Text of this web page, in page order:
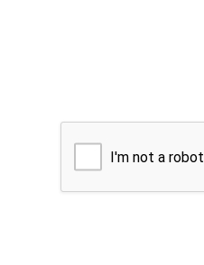
I'm not a robot